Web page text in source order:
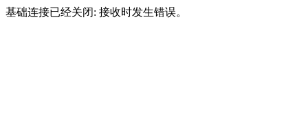
基础连接已经关闭: 接收时发生错误。